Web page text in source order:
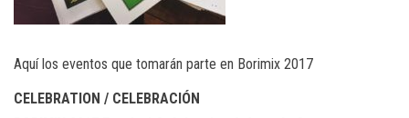
Aquí los eventos que tomarán parte en Borimix 2017
CELEBRATION / CELEBRACIÓN